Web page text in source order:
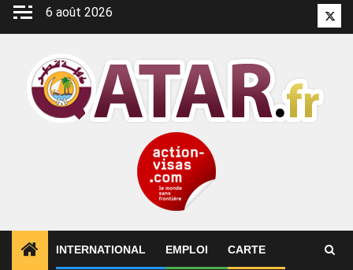
Aller
6 août 2026
INTERNATIONAL EMPLOI CARTE